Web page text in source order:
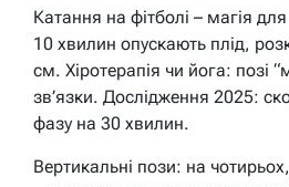
Катання на фітболі – магія
10 хвилин опускають плід,
см. Хіротерапія чи йога: позі
зв’язки. Дослідження 2025:
фазу на 30 хвилин.
Вертикальні пози: на